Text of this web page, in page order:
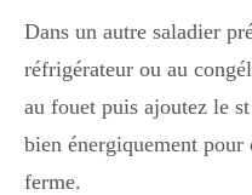
Dans un autre saladier
réfrigérateur ou au
au fouet puis ajoutez le
bien énergiquement
ferme.